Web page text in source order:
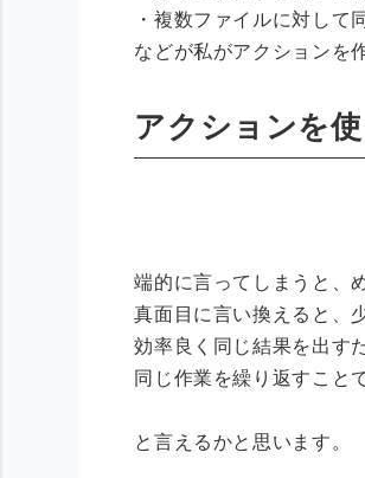
・複数ファイルに対して
などが私がアクションを
アクションを
端的に言ってしまうと、
真面目に言い換えると、
効率良く同じ結果を出す
同じ作業を繰り返すこと
と言えるかと思います。